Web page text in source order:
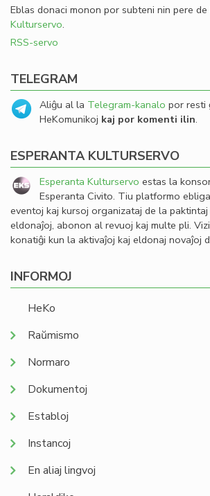
Eblas donaci monon por subteni nin pere de
Kulturservo.
RSS-servo
TELEGRAM
Aliĝu al la Telegram-kanalo por resti
HeKomunikoj kaj por komenti ilin.
ESPERANTA KULTURSERVO
Esperanta Kulturservo estas la
Esperanta Civito. Tiu platformo
eventoj kaj kursoj organizataj de la
eldonaĵoj, abonon al revuoj kaj multe pli.
konatiĝi kun la aktivaĵoj kaj eldonaj novaĵoj
INFORMOJ
HeKo
Raŭmismo
Normaro
Dokumentoj
Establoj
Instancoj
En aliaj lingvoj